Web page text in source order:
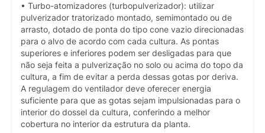
• Turbo-atomizadores (turbopulverizador): utilizar
pulverizador tratorizado montado, semimontado ou de
arrasto, dotado de ponta do tipo cone vazio direcionadas
para o alvo de acordo com cada cultura. As pontas
superiores e inferiores podem ser desligadas para que
não seja feita a pulverização no solo ou acima do topo da
cultura, a fim de evitar a perda dessas gotas por deriva.
A regulagem do ventilador deve oferecer energia
suficiente para que as gotas sejam impulsionadas para o
interior do dossel da cultura, conferindo a melhor
cobertura no interior da estrutura da planta.